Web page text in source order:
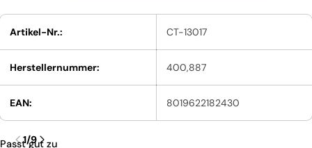
Artikel-Nr.: CT-13017
Herstellernummer: 400,887
EAN: 8019622182430
Passt gut zu
1/9